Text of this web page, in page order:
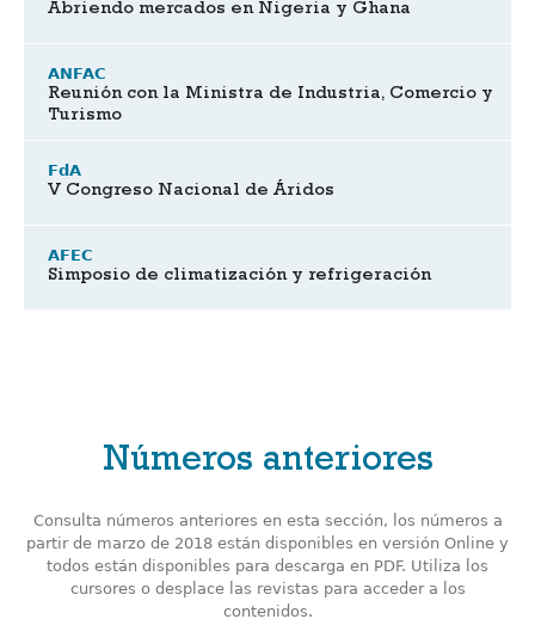
Abriendo mercados en Nigeria y Ghana
ANFAC
Reunión con la Ministra de Industria, Comercio y
Turismo
FdA
V Congreso Nacional de Áridos
AFEC
Simposio de climatización y refrigeración
Números anteriores
Consulta números anteriores en esta sección, los números a
partir de marzo de 2018 están disponibles en versión Online y
todos están disponibles para descarga en PDF. Utiliza los
cursores o desplace las revistas para acceder a los
contenidos.